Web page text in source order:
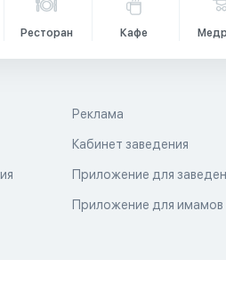
Ресторан Кафе
Реклама
Кабинет заведения
Приложение для
Приложение для имамов